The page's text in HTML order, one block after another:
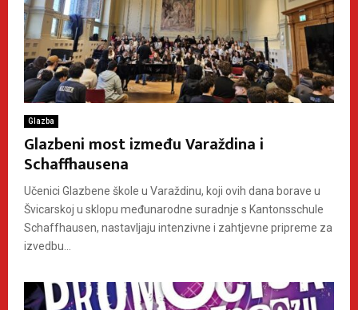
Glazba
Glazbeni most između Varaždina i
Schaffhausena
Učenici Glazbene škole u Varaždinu, koji ovih dana borave u
Švicarskoj u sklopu međunarodne suradnje s Kantonsschule
Schaffhausen, nastavljaju intenzivne i zahtjevne pripreme za
izvedbu...